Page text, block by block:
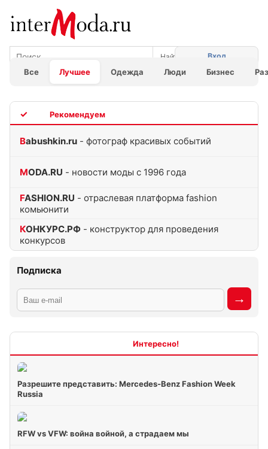
Все Лучшее Одежда Люди Бизнес
Вход
Babushkin.ru - фотограф красивых событий
MODA.RU - новости моды с 1996 года
FASHION.RU - отраслевая платформа fashion
комьюнити
КОНКУРС.РФ - конструктор для проведения
конкурсов
Подписка
Разрешите представить: Mercedes-Benz Fashion Week
Russia
RFW vs VFW: война войной, а страдаем мы